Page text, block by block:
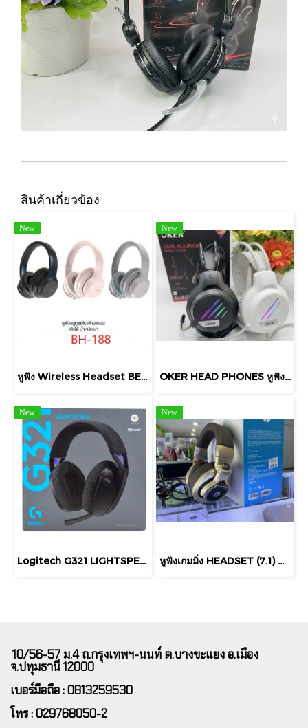
สินค้าเกี่ยวข้อง
New
หูฟัง Wireless Headset BETENO รุ่น BH-188 หูฟังบลูทูธ นุ่ม สบายหู พับได้ มีไมค์ HEADSET + MIC
New
OKER HEAD PHONES หูฟังเกมมิ่ง รุ่น G39 มีไฟ RGB USB TO Type-C หูฟังแบบครอบหูที่ออกแบบมาเพื่อการเล่นเกม การเชื่อมต่อพอร์ต USB-A และ Type-C
New
Logitech G321 LIGHTSPEED Wireless Bluetooth Gaming Headset บลูทูธ ไมค์บูมความถี่ 16 kHz แบต 20 ชั่วโมง ประกันศูนย์ไทย
New
หูฟังเกมมิ่ง HEADSET (7.1) HP H500GS GAMING ระบบเสียงเซอร์ราวด์ เทียบเท่า 7.1
10/56-57 ม.4 ถ.กรุงเทพฯ-นนท์ ต.บางขะแยง อ.เมือง
จ.ปทุมธานี 12000
เบอร์มือถือ : 0813259530
โทร : 029768050-2